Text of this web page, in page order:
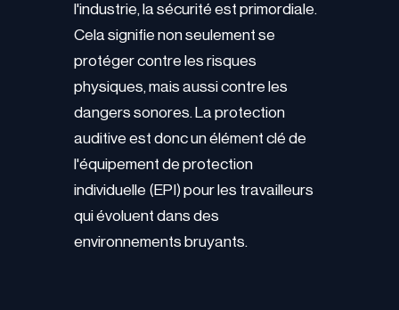
l'industrie, la sécurité est primordiale.
Cela signifie non seulement se
protéger contre les risques
physiques, mais aussi contre les
dangers sonores. La protection
auditive est donc un élément clé de
l'équipement de protection
individuelle (EPI) pour les travailleurs
qui évoluent dans des
environnements bruyants.